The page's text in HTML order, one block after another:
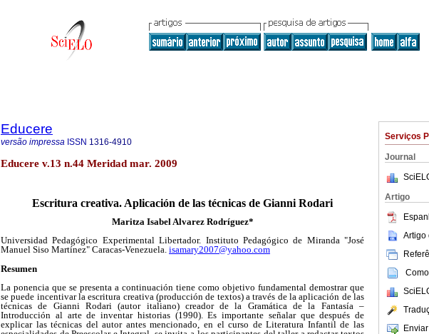
Serviços
Journal
Artigo
Artigo
Educere
versão impressa ISSN 1316-4910
Educere v.13 n.44 Meridad mar. 2009
Escritura creativa. Aplicación de las técnicas de Gianni Rodari
Maritza Isabel Alvarez Rodríguez*
Universidad Pedagógico Experimental Libertador. Instituto Pedagógico de Miranda "José
Manuel Siso Martínez" Caracas-Venezuela. isamary2007@yahoo.com
Resumen
La ponencia que se presenta a continuación tiene como objetivo fundamental demostrar que
se puede incentivar la escritura creativa (producción de textos) a través de la aplicación de las
técnicas de Gianni Rodari (autor italiano) creador de la Gramática de la Fantasía –
Introducción al arte de inventar historias (1990). Es importante señalar que después de
explicar las técnicas del autor antes mencionado, en el curso de Literatura Infantil de las